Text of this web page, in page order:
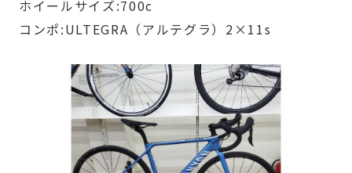
ホイールサイズ:700c
コンポ:ULTEGRA（アルテグラ）2×11s